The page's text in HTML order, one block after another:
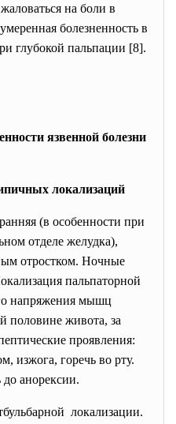
на боли в
болезненность в
глубокой пальпации [8].
язвенной болезни
локализаций
(в особенности при
отделе желудка),
отростком. Ночные
пальпаторной
напряжения мышц
половине живота, за
проявления:
изжога, горечь во рту.
до анорексии.
локализации.